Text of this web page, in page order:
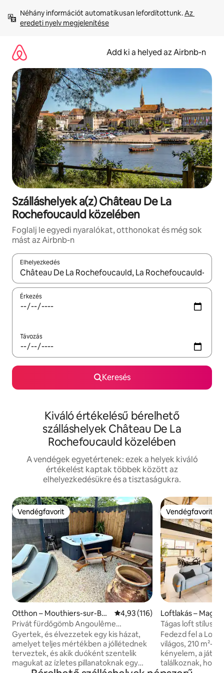
tartalomra
Néhány információt automatikusan lefordítottunk. Az
eredeti nyelv megjelenítése
Add ki a helyed az Airbnb-n
Szálláshelyek a(z) Château De La
Rochefoucauld közelében
Foglalj le egyedi nyaralókat, otthonokat és még sok
mást az Airbnb-n
Elhelyezkedés
Az eredmények között a felfelé és a lefelé nyíllal
Érkezés
Távozás
Keresés
Kiváló értékelésű bérelhető
szálláshelyek Château De La
Rochefoucauld közelében
A vendégek egyetértenek: ezek a helyek kiváló
értékelést kaptak többek között az
elhelyezkedésükre és a tisztaságukra.
Vendégfavorit
Vendégfavorit
Otthon – Mouthiers-sur-Boë
me
Átlagos értékelés: 5/4,93, 116
4,93 (116)
Privát fürdőgömb Angoulême
közelében
Gyertek, és élvezzetek egy kis házat,
amelyet teljes mértékben a jóllétednek
terveztek, és akik duóként szentelik
magukat az ízletes pillanatoknak egy
Vendégfavorit
Vendégfavorit
Loftlakás –
re
Tágas loft stílusú
Fedezd fel a Loft
világos, 210 m²-
kényelem, a
találkoznak, hogy